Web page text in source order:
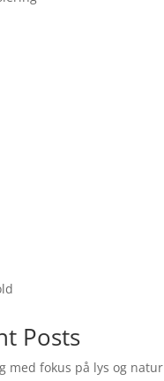
Posts
med fokus på lys og natur